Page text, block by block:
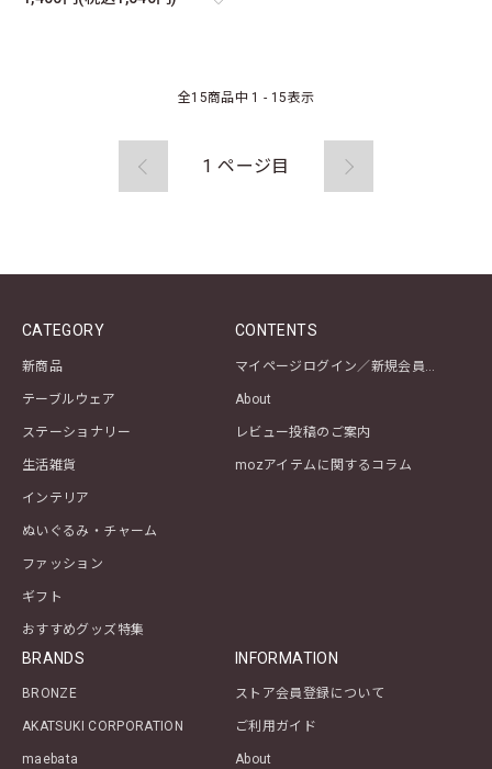
全15商品中 1 - 15表示
1ページ目
CATEGORY
新商品
テーブルウェア
ステーショナリー
生活雑貨
インテリア
ぬいぐるみ・チャーム
ファッション
ギフト
おすすめグッズ特集
CONTENTS
About
レビュー投稿のご案内
mozアイテムに関するコラム
BRANDS
BRONZE
AKATSUKI CORPORATION
maebata
INFORMATION
ストア会員登録について
ご利用ガイド
About